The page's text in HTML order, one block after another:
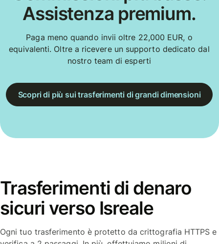
Assistenza premium.
Paga meno quando invii oltre 22,000 EUR, o
equivalenti. Oltre a ricevere un supporto dedicato dal
nostro team di esperti
Scopri di più sui trasferimenti di grandi dimensioni
Trasferimenti di denaro
sicuri verso Isreale
Ogni tuo trasferimento è protetto da crittografia HTTPS e